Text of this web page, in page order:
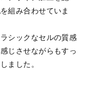
組み合わせていま
シックなセルの質感
じさせながらもすっ
ました。